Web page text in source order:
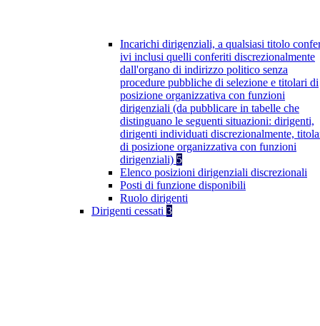
Incarichi dirigenziali, a qualsiasi titolo
ivi inclusi quelli conferiti discrezionalmente
dall'organo di indirizzo politico senza
procedure pubbliche di selezione e titolari di
posizione organizzativa con funzioni
dirigenziali (da pubblicare in tabelle che
distinguano le seguenti situazioni: dirigenti,
dirigenti individuati discrezionalmente,
di posizione organizzativa con funzioni
dirigenziali) 5
Elenco posizioni dirigenziali discrezionali
Posti di funzione disponibili
Ruolo dirigenti
Dirigenti cessati 3